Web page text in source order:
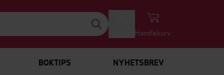
Handlekurv
BOKTIPS NYHETSBREV